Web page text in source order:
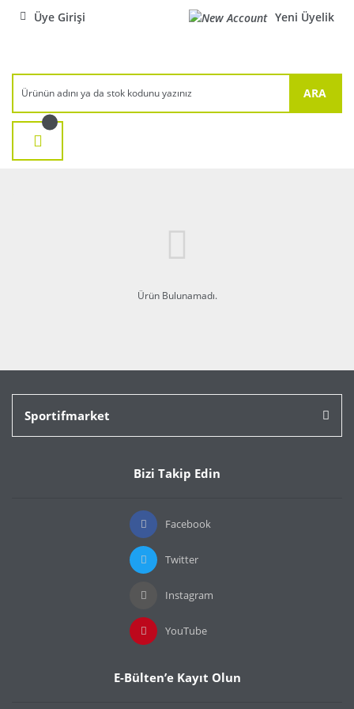
Üye Girişi Yeni Üyelik
ARA
Ürün Bulunamadı.
Sportifmarket
Bizi Takip Edin
Facebook
Twitter
Instagram
YouTube
E-Bülten’e Kayıt Olun